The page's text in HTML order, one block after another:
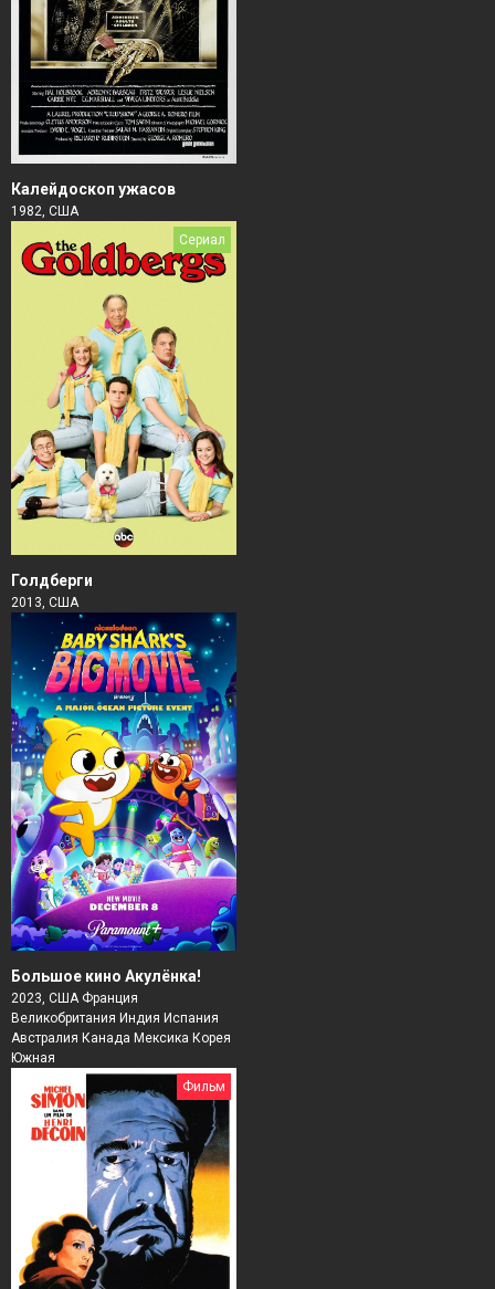
Калейдоскоп ужасов
1982, США
Сериал
Голдберги
2013, США
Большое кино Акулёнка!
2023, США Франция
Великобритания Индия Испания
Австралия Канада Мексика Корея
Южная
Фильм